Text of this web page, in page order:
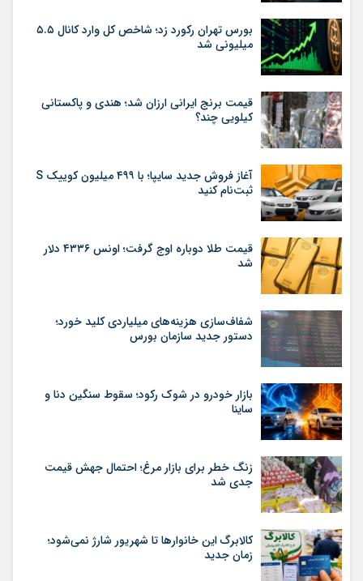
بورس تهران رکورد زد؛ شاخص کل وارد کانال ۵.۵
میلیونی شد
قیمت برنج ایرانی ارزان شد؛ هندی و پاکستانی
کیلویی چند؟
آغاز فروش جدید سایپا؛ با ۴۹۹ میلیون کوییک S
ثبت‌نام کنید
قیمت طلا دوباره اوج گرفت؛ اونس ۴۳۳۶ دلار
شد
شفاف‌سازی هزینه‌های میلیاردی کلید خورد؛
دستور جدید سازمان بورس
بازار خودرو در شوک رکود؛ سقوط سنگین دنا و
ساینا
زنگ خطر برای بازار مرغ؛ احتمال جهش قیمت
جدی شد
کالابرگ این خانوارها تا شهریور شارژ نمی‌شود؛
زمان جدید